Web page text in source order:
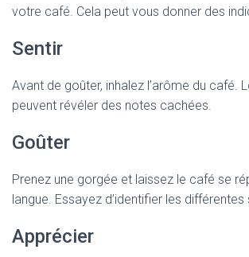
votre café. Cela peut vous donner des
Sentir
Avant de goûter, inhalez l’arôme du café.
peuvent révéler des notes cachées.
Goûter
Prenez une gorgée et laissez le café se
langue. Essayez d’identifier les différentes
Apprécier